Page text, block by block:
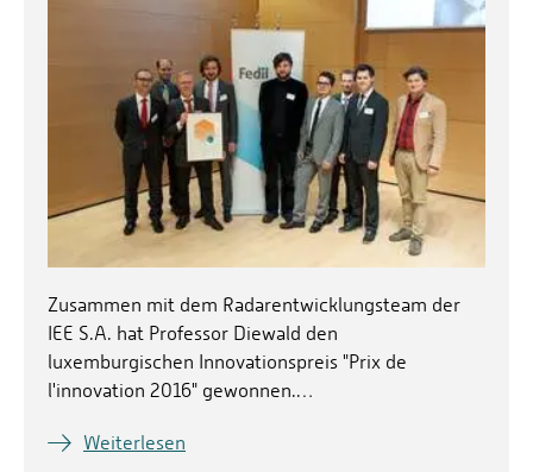
AKTUELLES
Zusammen mit dem Radarentwicklungsteam der
IEE S.A. hat Professor Diewald den
luxemburgischen Innovationspreis "Prix de
l'innovation 2016" gewonnen.…
Weiterlesen